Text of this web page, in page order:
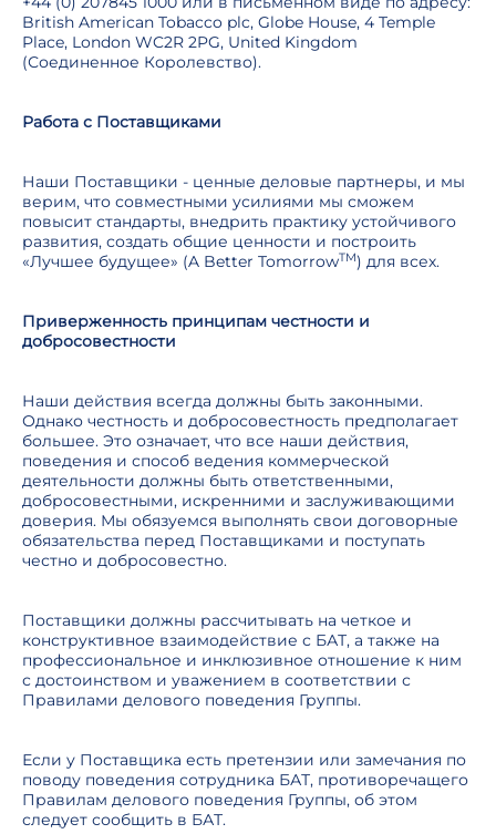
British American Tobacco plc, Globe House, 4 Temple
Place, London WC2R 2PG, United Kingdom
(Соединенное Королевство).
Работа с Поставщиками
Наши Поставщики - ценные деловые партнеры, и мы
верим, что совместными усилиями мы сможем
повысит стандарты, внедрить практику устойчивого
развития, создать общие ценности и построить
«Лучшее будущее» (A Better TomorrowTM) для всех.
Приверженность принципам честности и
добросовестности
Наши действия всегда должны быть законными.
Однако честность и добросовестность предполагает
большее. Это означает, что все наши действия,
поведения и способ ведения коммерческой
деятельности должны быть ответственными,
добросовестными, искренними и заслуживающими
доверия. Мы обязуемся выполнять свои договорные
обязательства перед Поставщиками и поступать
честно и добросовестно.
Поставщики должны рассчитывать на четкое и
конструктивное взаимодействие с БАТ, а также на
профессиональное и инклюзивное отношение к ним
с достоинством и уважением в соответствии с
Правилами делового поведения Группы.
Если у Поставщика есть претензии или замечания по
поводу поведения сотрудника БАТ, противоречащего
Правилам делового поведения Группы, об этом
следует сообщить в БАТ.